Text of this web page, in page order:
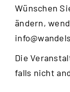
Wünschen
ändern,
Die
falls nicht